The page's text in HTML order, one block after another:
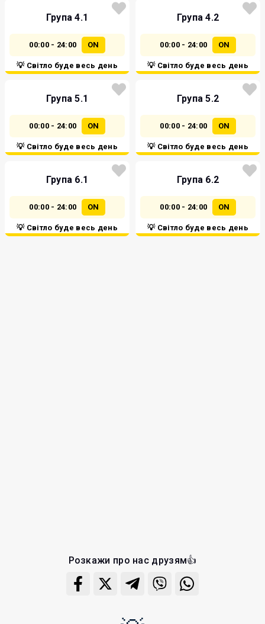
Група 4.1
00:00 - 24:00 ON
💡 Світло буде весь день
Група 4.2
00:00 - 24:00 ON
💡 Світло буде весь день
Група 5.1
00:00 - 24:00 ON
💡 Світло буде весь день
Група 5.2
00:00 - 24:00 ON
💡 Світло буде весь день
Група 6.1
00:00 - 24:00 ON
💡 Світло буде весь день
Група 6.2
00:00 - 24:00 ON
💡 Світло буде весь день
Розкажи про нас друзям👍